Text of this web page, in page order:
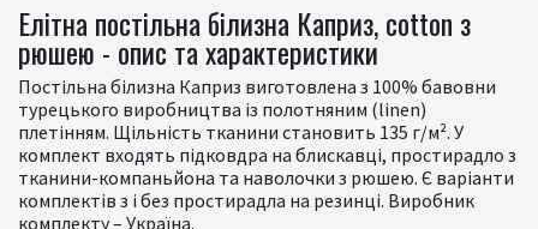
Елітна постільна білизна Каприз, cotton з
рюшею - опис та характеристики
Постільна білизна Каприз виготовлена з 100% бавовни
турецького виробництва із полотняним (linen)
плетінням. Щільність тканини становить 135 г/м². У
комплект входять підковдра на блискавці, простирадло з
тканини-компаньйона та наволочки з рюшею. Є варіанти
комплектів з і без простирадла на резинці. Виробник
комплекту – Україна.